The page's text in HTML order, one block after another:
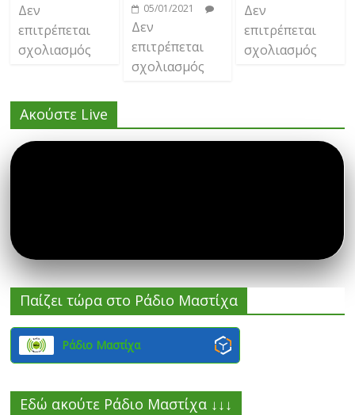
Δεν
επιτρέπεται
σχολιασμός
05/01/2021
Δεν
επιτρέπεται
σχολιασμός
Δεν
επιτρέπεται
σχολιασμός
Ακούστε Live
Παίζει τώρα στο Ράδιο Μαστίχα
Ράδιο Μαστίχα
Εδώ ακούτε Ράδιο Μαστίχα ↓↓↓